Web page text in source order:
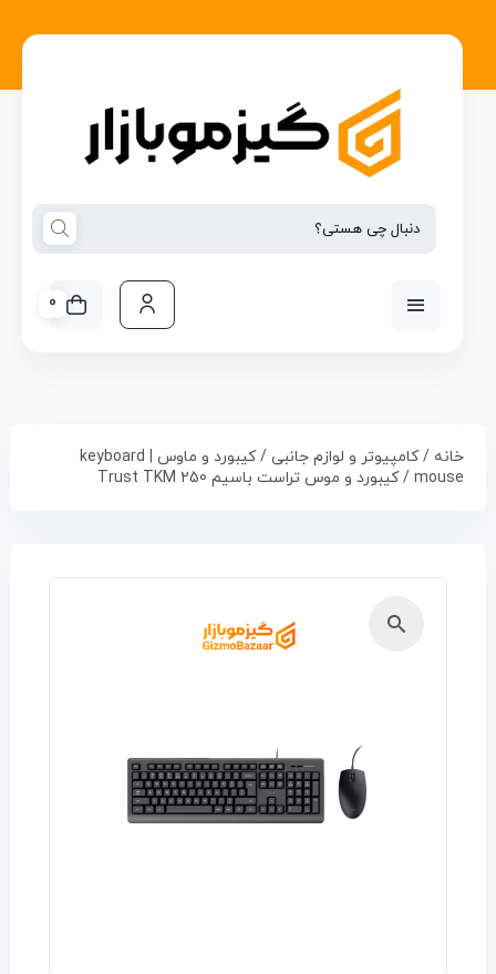
0
خانه /کامپیوتر و لوازم جانبی/
کیبورد و ماوس | keyboard
mouse/ کیبورد و موس تراست باسیم Trust TKM 250